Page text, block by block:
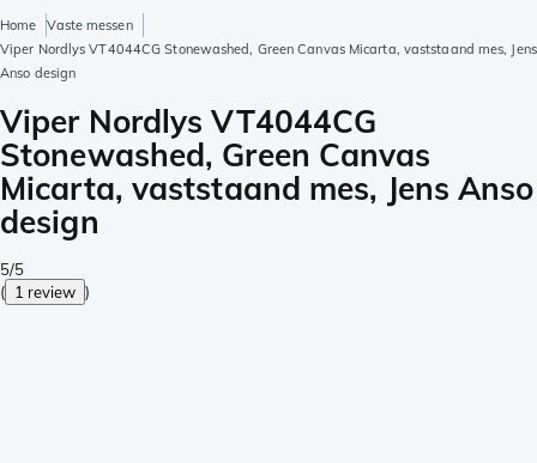
Home
Vaste messen
Viper Nordlys VT4044CG Stonewashed, Green Canvas Micarta, vaststaand mes, Jens
Anso design
Viper Nordlys VT4044CG
Stonewashed, Green Canvas
Micarta, vaststaand mes, Jens Anso
design
5/5
( 1 review )